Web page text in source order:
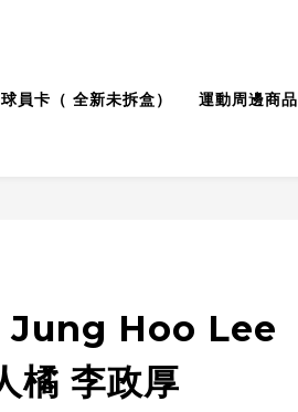
卡（ 全新未拆盒） 運動周邊商品
Jung Hoo Lee
橘 李政厚